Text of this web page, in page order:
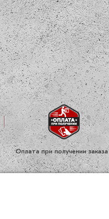
Оплата при получении заказа